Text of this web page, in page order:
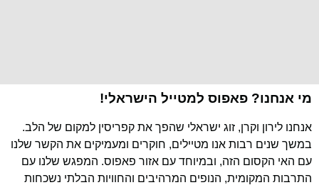
מי אנחנו? פאפוס למטייל הישראלי!
אנחנו לירון וקרן, זוג ישראלי שהפך את קפריסין למקום של הלב.
במשך שנים רבות אנו מטיילים, חוקרים ומעמיקים את הקשר שלנו
עם האי הקסום הזה, ובמיוחד עם אזור פאפוס. המפגש שלנו עם
התרבות המקומית, הנופים המרהיבים והחוויות הבלתי נשכחות